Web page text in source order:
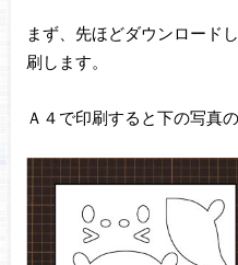
まず、先ほどダウンロード
刷します。
Ａ４で印刷すると下の写真